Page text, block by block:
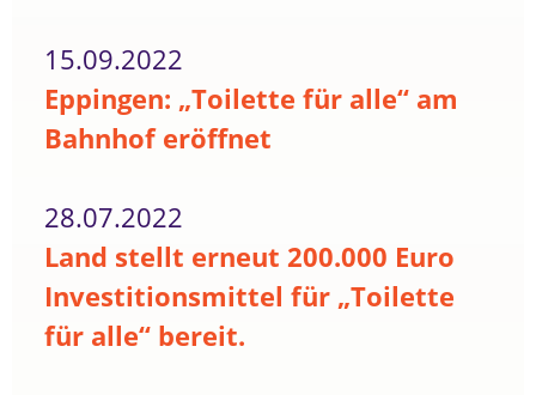
15.09.2022
Eppingen: „Toilette für alle“ am
Bahnhof eröffnet
28.07.2022
Land stellt erneut 200.000 Euro
Investitionsmittel für „Toilette
für alle“ bereit.